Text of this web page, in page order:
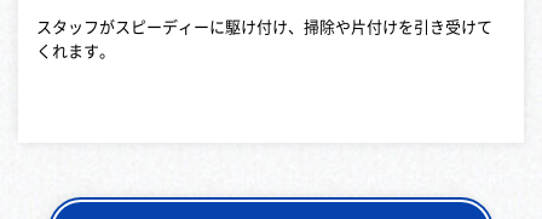
スタッフがスピーディーに駆け付け、掃除や片付けを引き受けて
くれます。